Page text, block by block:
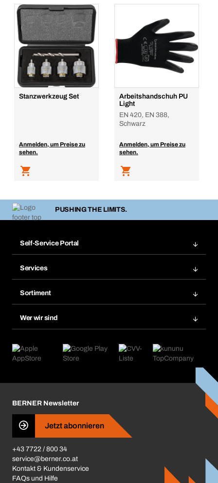
Stanzwerkzeug Set
Anmelden, um Preise zu
sehen.
Arbeitshandschuh PU
Light
EN 420, EN 388,
Schwarz
Anmelden, um Preise zu
sehen.
PUSHING THE LIMITS.
Self-Service Portal
Merklisten
Nachbestellungen
Abo-Funktion
Services
Chemical Safety Management
eProcurement
Produktfinder
Sortiment
Kataloge & Broschüren
Wer wir sind
Was uns antreibt
Presse
Business Conduct
BERNER Newsletter
Jetzt abonnieren
+43 7722 / 800 34
service@berner.co.at
Kontakt & Kundenservice
FAQs und Hilfe